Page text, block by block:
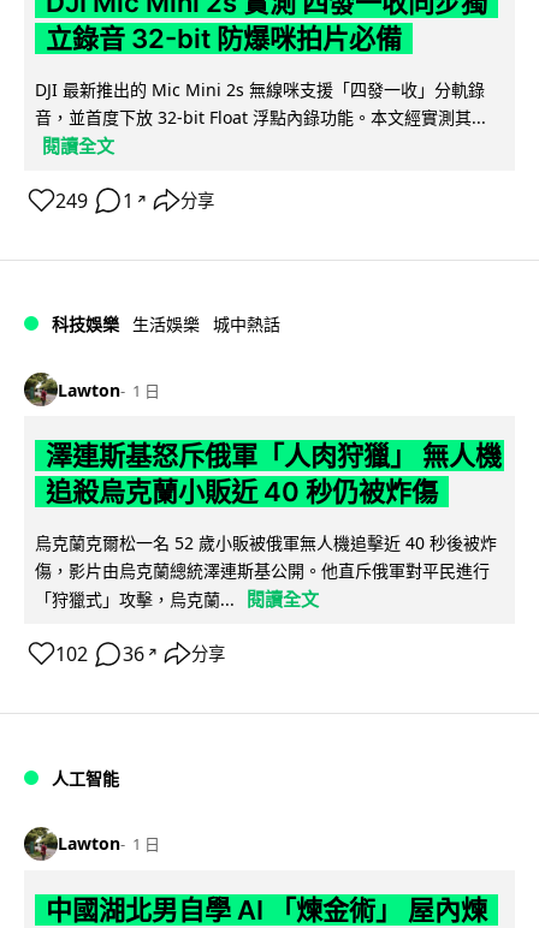
立錄音 32-bit 防爆咪拍片必備
DJI 最新推出的 Mic Mini 2s 無線咪支援「四發一收」分軌錄
音，並首度下放 32-bit Float 浮點內錄功能。本文經實測其...
閱讀全文
249 1 ↗ 分享
科技娛樂 生活娛樂 城中熱話
Lawton 1 日
澤連斯基怒斥俄軍「人肉狩獵」 無人機
追殺烏克蘭小販近 40 秒仍被炸傷
烏克蘭克爾松一名 52 歲小販被俄軍無人機追擊近 40 秒後被炸
傷，影片由烏克蘭總統澤連斯基公開。他直斥俄軍對平民進行
「狩獵式」攻擊，烏克蘭...
閱讀全文
102 36 ↗ 分享
人工智能
Lawton 1 日
中國湖北男自學 AI 「煉金術」 屋內煉